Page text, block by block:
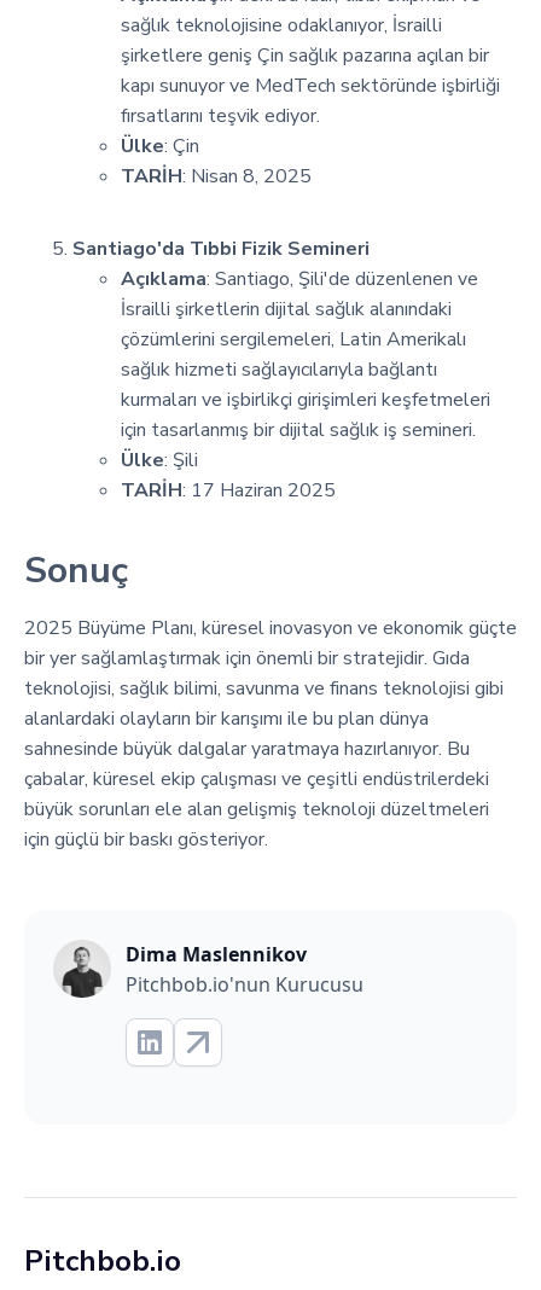
sağlık teknolojisine odaklanıyor, İsrailli
şirketlere geniş Çin sağlık pazarına açılan bir
kapı sunuyor ve MedTech sektöründe işbirliği
fırsatlarını teşvik ediyor.
Ülke: Çin
TARİH: Nisan 8, 2025
Santiago'da Tıbbi Fizik Semineri
Açıklama: Santiago, Şili'de düzenlenen ve
İsrailli şirketlerin dijital sağlık alanındaki
çözümlerini sergilemeleri, Latin Amerikalı
sağlık hizmeti sağlayıcılarıyla bağlantı
kurmaları ve işbirlikçi girişimleri keşfetmeleri
için tasarlanmış bir dijital sağlık iş semineri.
Ülke: Şili
TARİH: 17 Haziran 2025
Sonuç
2025 Büyüme Planı, küresel inovasyon ve ekonomik güçte
bir yer sağlamlaştırmak için önemli bir stratejidir. Gıda
teknolojisi, sağlık bilimi, savunma ve finans teknolojisi gibi
alanlardaki olayların bir karışımı ile bu plan dünya
sahnesinde büyük dalgalar yaratmaya hazırlanıyor. Bu
çabalar, küresel ekip çalışması ve çeşitli endüstrilerdeki
büyük sorunları ele alan gelişmiş teknoloji düzeltmeleri
için güçlü bir baskı gösteriyor.
Dima Maslennikov
Pitchbob.io'nun Kurucusu
Pitchbob.io